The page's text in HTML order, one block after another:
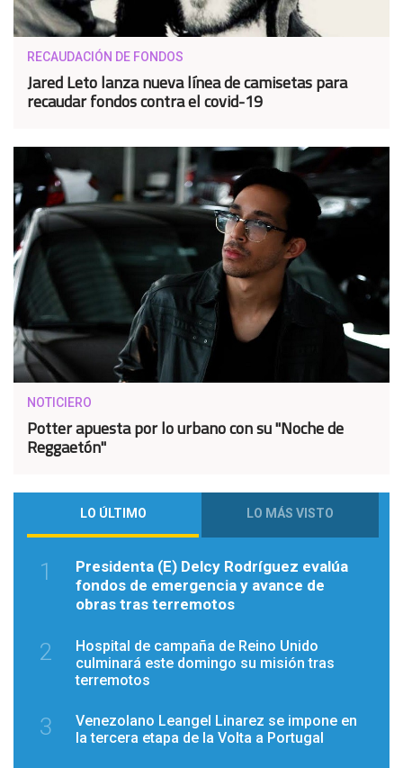
RECAUDACIÓN DE FONDOS
Jared Leto lanza nueva línea de camisetas para
recaudar fondos contra el covid-19
NOTICIERO
Potter apuesta por lo urbano con su "Noche de
Reggaetón"
LO ÚLTIMO LO MÁS VISTO
1
Presidenta (E) Delcy Rodríguez evalúa
fondos de emergencia y avance de
obras tras terremotos
2
Hospital de campaña de Reino Unido
culminará este domingo su misión tras
terremotos
3
Venezolano Leangel Linarez se impone en
la tercera etapa de la Volta a Portugal